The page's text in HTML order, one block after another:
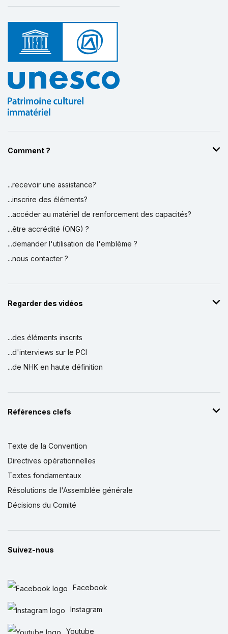
Comment ?
...recevoir une assistance?
...inscrire des éléments?
...accéder au matériel de renforcement des capacités?
...être accrédité (ONG) ?
...demander l'utilisation de l'emblème ?
...nous contacter ?
Regarder des vidéos
...des éléments inscrits
...d'interviews sur le PCI
...de NHK en haute définition
Références clefs
Texte de la Convention
Directives opérationnelles
Textes fondamentaux
Résolutions de l'Assemblée générale
Décisions du Comité
Suivez-nous
Facebook
Instagram
Youtube